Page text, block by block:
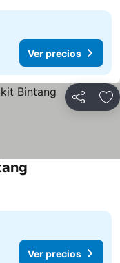
Ver precios
Compartir
Ver precios